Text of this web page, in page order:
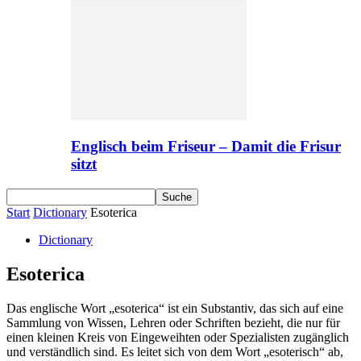
Englisch beim Friseur – Damit die Frisur
sitzt
Start Dictionary Esoterica
Dictionary
Esoterica
Das englische Wort „esoterica“ ist ein Substantiv, das sich auf eine
Sammlung von Wissen, Lehren oder Schriften bezieht, die nur für
einen kleinen Kreis von Eingeweihten oder Spezialisten zugänglich
und verständlich sind. Es leitet sich von dem Wort „esoterisch“ ab,